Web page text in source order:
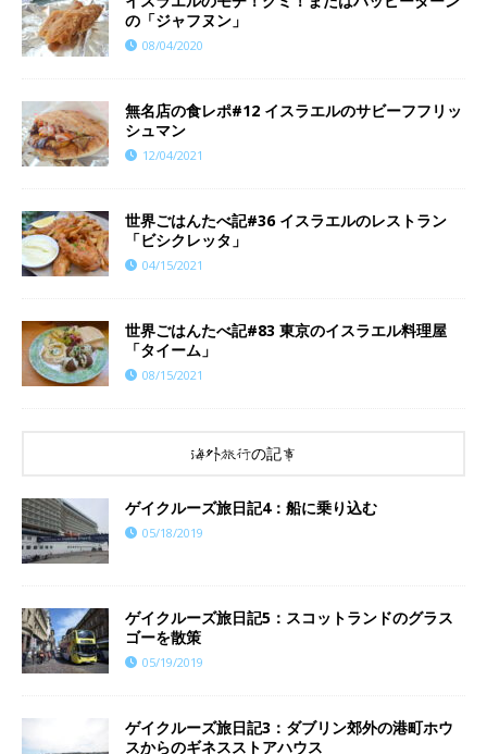
の「ジャフヌン」
08/04/2020
無名店の食レポ#12 イスラエルのサビーフフリッ
シュマン
12/04/2021
世界ごはんたべ記#36 イスラエルのレストラン
「ビシクレッタ」
04/15/2021
世界ごはんたべ記#83 東京のイスラエル料理屋
「タイーム」
08/15/2021
海外旅行の記事
ゲイクルーズ旅日記4：船に乗り込む
05/18/2019
ゲイクルーズ旅日記5：スコットランドのグラス
ゴーを散策
05/19/2019
ゲイクルーズ旅日記3：ダブリン郊外の港町ホウ
スからのギネスストアハウス